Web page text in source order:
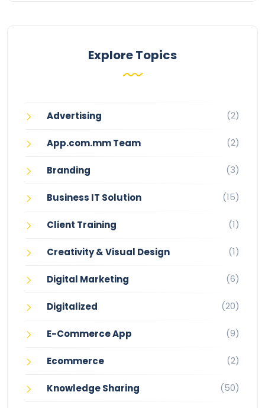
Explore Topics
Advertising (2)
App.com.mm Team (2)
Branding (3)
Business IT Solution (15)
Client Training (1)
Creativity & Visual Design (1)
Digital Marketing (6)
Digitalized (20)
E-Commerce App (9)
Ecommerce (2)
Knowledge Sharing (50)